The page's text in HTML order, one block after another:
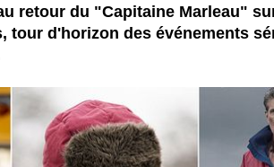
retour du "Capitaine Marleau"
tour d'horizon des événements